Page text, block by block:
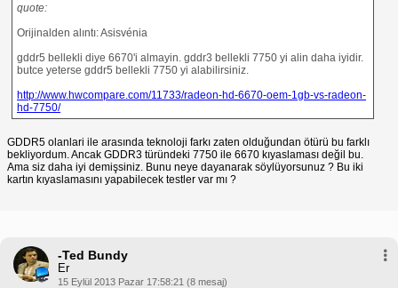
quote:
Orijinalden alıntı: Asisvénia
gddr5 bellekli diye 6670'i almayin. gddr3 bellekli 7750 yi alin daha iyidir.
butce yeterse gddr5 bellekli 7750 yi alabilirsiniz.
http://www.hwcompare.com/11733/radeon-hd-6670-oem-1gb-vs-radeon-
hd-7750/
GDDR5 olanlari ile arasında teknoloji farkı zaten olduğundan ötürü bu farklı
bekliyordum. Ancak GDDR3 türündeki 7750 ile 6670 kıyaslaması değil bu.
Ama siz daha iyi demişsiniz. Bunu neye dayanarak söylüyorsunuz ? Bu iki
kartın kıyaslamasını yapabilecek testler var mı ?
-Ted Bundy
Er
15 Eylül 2013 Pazar 17:58:21 (8 mesaj)